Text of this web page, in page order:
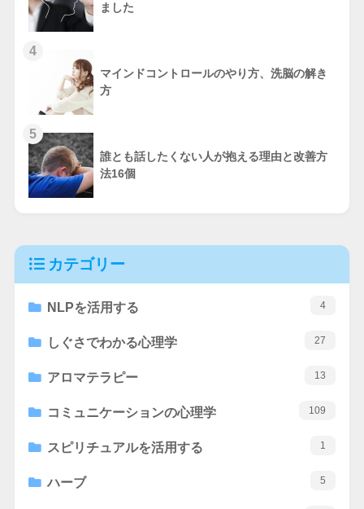
ました
4
マインドコントロールのやり方、洗脳の解き
方
5
誰とも話したくない人が抱える理由と改善方
法16個
カテゴリー
NLPを活用する 4
しぐさでわかる心理学 27
アロマテラピー 13
コミュニケーションの心理学 109
スピリチュアルを活用する 1
ハーブ 5